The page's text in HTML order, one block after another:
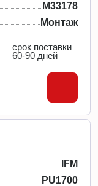
M33178
Монтаж
срок поставки
60-90 дней
IFM
PU1700